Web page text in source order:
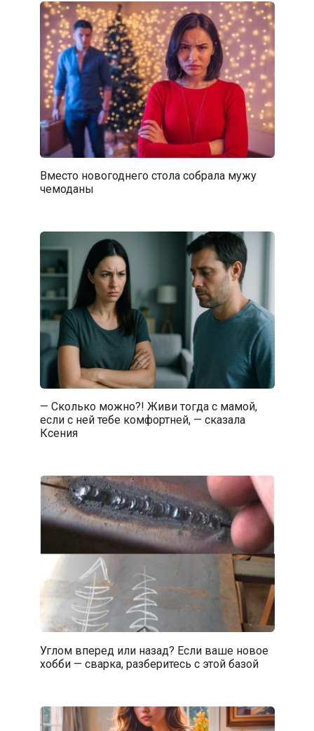
Вместо новогоднего стола собрала мужу
чемоданы
— Сколько можно?! Живи тогда с мамой,
если с ней тебе комфортней, — сказала
Ксения
Углом вперед или назад? Если ваше новое
хобби — сварка, разберитесь с этой базой